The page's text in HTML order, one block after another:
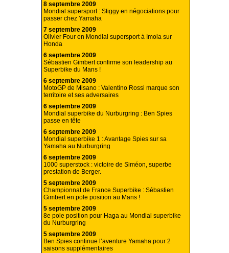
8 septembre 2009
Mondial supersport : Stiggy en négociations pour
passer chez Yamaha
7 septembre 2009
Olivier Four en Mondial supersport à Imola sur
Honda
6 septembre 2009
Sébastien Gimbert confirme son leadership au
Superbike du Mans !
6 septembre 2009
MotoGP de Misano : Valentino Rossi marque son
territoire et ses adversaires
6 septembre 2009
Mondial superbike du Nurburgring : Ben Spies
passe en tête
6 septembre 2009
Mondial superbike 1 : Avantage Spies sur sa
Yamaha au Nurburgring
6 septembre 2009
1000 superstock : victoire de Siméon, superbe
prestation de Berger.
5 septembre 2009
Championnat de France Superbike : Sébastien
Gimbert en pole position au Mans !
5 septembre 2009
8e pole position pour Haga au Mondial superbike
du Nurburgring
5 septembre 2009
Ben Spies continue l’aventure Yamaha pour 2
saisons supplémentaires